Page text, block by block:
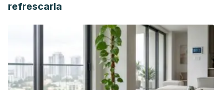
refrescarla